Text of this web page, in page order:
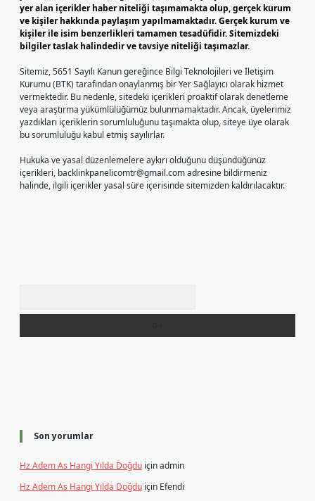
yer alan içerikler haber niteliği taşımamakta olup, gerçek kurum
ve kişiler hakkında paylaşım yapılmamaktadır. Gerçek kurum ve
kişiler ile isim benzerlikleri tamamen tesadüfidir. Sitemizdeki
bilgiler taslak halindedir ve tavsiye niteliği taşımazlar.
Sitemiz, 5651 Sayılı Kanun gereğince Bilgi Teknolojileri ve İletişim
Kurumu (BTK) tarafından onaylanmış bir Yer Sağlayıcı olarak hizmet
vermektedir. Bu nedenle, sitedeki içerikleri proaktif olarak denetleme
veya araştırma yükümlülüğümüz bulunmamaktadır. Ancak, üyelerimiz
yazdıkları içeriklerin sorumluluğunu taşımakta olup, siteye üye olarak
bu sorumluluğu kabul etmiş sayılırlar.
Hukuka ve yasal düzenlemelere aykırı olduğunu düşündüğünüz
içerikleri, backlinkpanelicomtr@gmail.comadresine bildirmeniz
halinde, ilgili içerikler yasal süre içerisinde sitemizden kaldırılacaktır.
Son yorumlar
Hz Adem As Hangi Yılda Doğdu içinadmin
Hz Adem As Hangi Yılda Doğdu için Efendi